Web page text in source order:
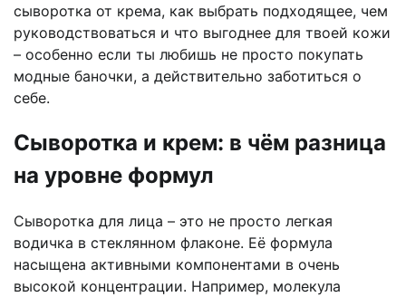
сыворотка от крема, как выбрать подходящее, чем
руководствоваться и что выгоднее для твоей кожи
– особенно если ты любишь не просто покупать
модные баночки, а действительно заботиться о
себе.
Сыворотка и крем: в чём разница
на уровне формул
Сыворотка для лица – это не просто легкая
водичка в стеклянном флаконе. Её формула
насыщена активными компонентами в очень
высокой концентрации. Например, молекула